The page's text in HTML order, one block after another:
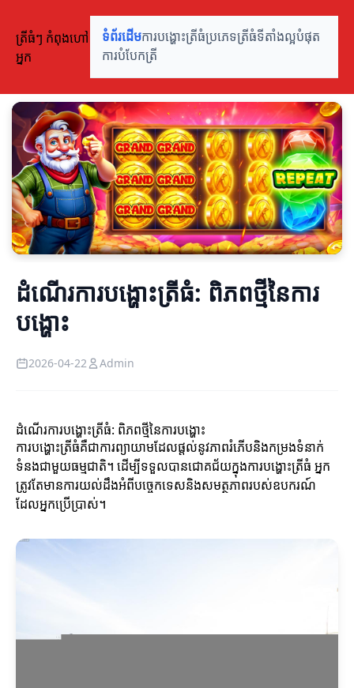
ត្រីធំៗ កំពុងហៅ
អ្នក
ទំព័រដើមការបង្ហោះត្រីធំប្រភេទត្រីធំទីតាំងល្អបំផុត
ការបំបែកត្រី
ដំណើរការបង្ហោះត្រីធំ: ពិភពថ្មីនៃការ
បង្ហោះ
2026-04-22 Admin
ដំណើរការបង្ហោះត្រីធំ: ពិភពថ្មីនៃការបង្ហោះ
ការបង្ហោះត្រីធំគឺជាការព្យាយាមដែលផ្តល់នូវភាពរំភើបនិងកម្រងទំនាក់
ទំនងជាមួយធម្មជាតិ។ ដើម្បីទទួលបានជោគជ័យក្នុងការបង្ហោះត្រីធំ អ្នក
ត្រូវតែមានការយល់ដឹងអំពីបច្ចេកទេសនិងសមត្ថភាពរបស់ឧបករណ៍
ដែលអ្នកប្រើប្រាស់។